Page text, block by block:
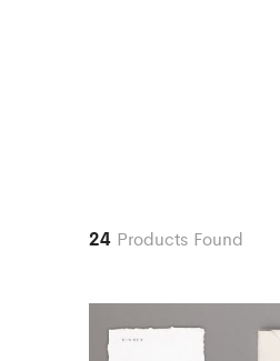
24 Products Found